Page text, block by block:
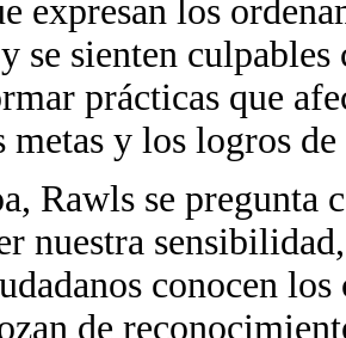
expresan los
se sienten
prácticas que
metas y los logros de
Rawls se
nuestra
conocen
de